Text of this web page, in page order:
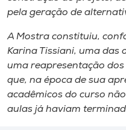
Selecione
o idioma
pela geração de
A Mostra constituiu,
Karina Tissiani, uma das
uma reapresentação
que, na época de sua
acadêmicos do curso
aulas já haviam